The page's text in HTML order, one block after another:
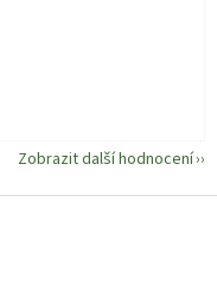
hvězdiček.
Zobrazit další hodnocení